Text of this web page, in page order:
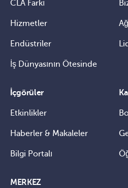
CLA Farkı
Hizmetler
Endüstriler
İş Dünyasının Ötesinde
İçgörüler
Etkinlikler
Haberler & Makaleler
Bilgi Portalı
MERKEZ